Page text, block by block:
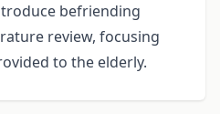
befriending
review, focusing
to the elderly.